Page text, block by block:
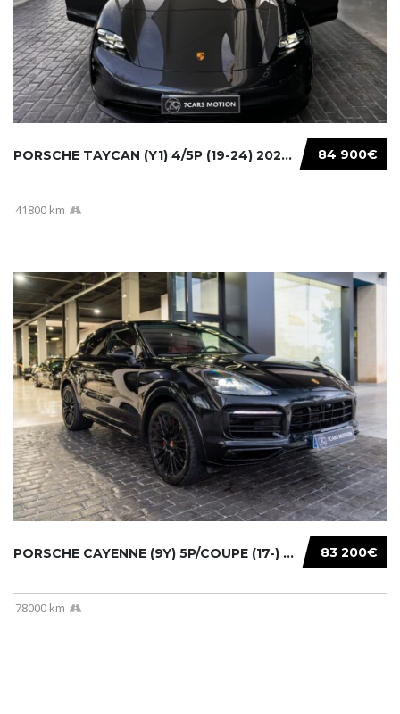
84 900€
PORSCHE TAYCAN (Y1) 4/5P (19-24) 2022...
41800 km
83 200€
PORSCHE CAYENNE (9Y) 5P/COUPE (17-) 2023...
78000 km